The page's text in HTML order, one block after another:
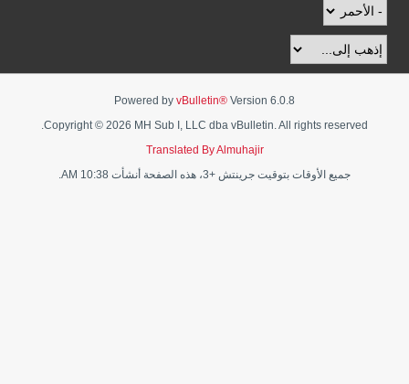
Powered by vBulletin® Version 6.0.8
Copyright © 2026 MH Sub I, LLC dba vBulletin. All rights reserved.
Translated By Almuhajir
جميع الأوقات بتوقيت جرينتش +3، هذه الصفحة أنشأت 10:38 AM.